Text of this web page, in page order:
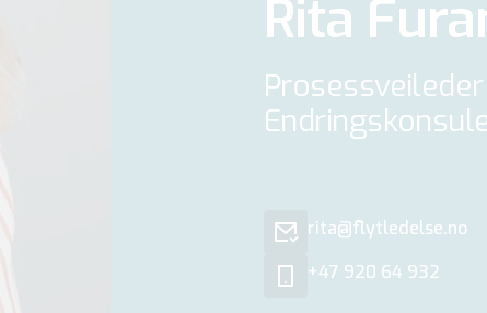
Rita
rita@flytledelse.no
+47 920 64 932